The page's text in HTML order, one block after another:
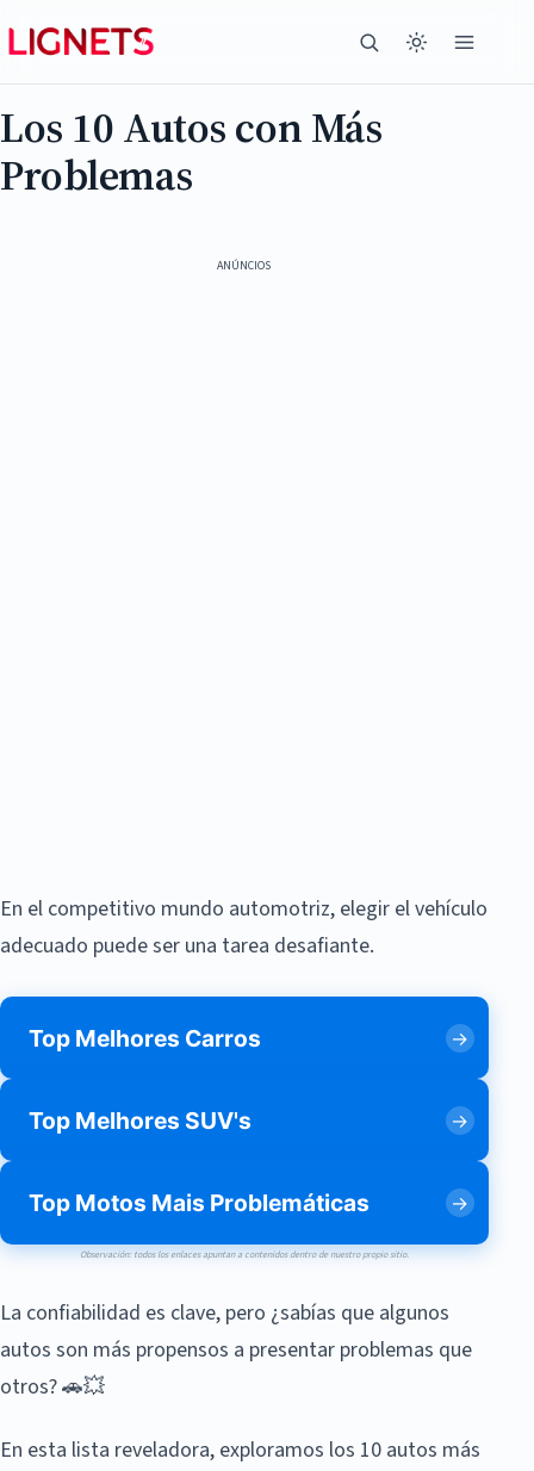
Los 10 Autos con Más
Problemas
ANÚNCIOS
En el competitivo mundo automotriz, elegir el vehículo
adecuado puede ser una tarea desafiante.
Top Melhores Carros
Top Melhores SUV's
Top Motos Mais Problemáticas
Observación: todos los enlaces apuntan a contenidos dentro de nuestro propio sitio.
La confiabilidad es clave, pero ¿sabías que algunos
autos son más propensos a presentar problemas que
otros? 🚗💥
En esta lista reveladora, exploramos los 10 autos más